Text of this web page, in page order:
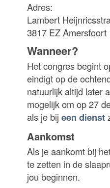
Adres:
Lambert
3817 EZ Amersfoort
Wanneer?
Het congres begint
eindigt op de
natuurlijk altijd later
mogelijk om op 27
als je bij een dienst
Aankomst
Als je aankomt bij
te zetten in de
jou beginnen.